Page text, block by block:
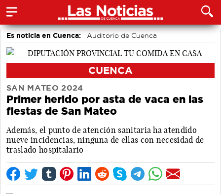
Es noticia en Cuenca: Auditorio de Cuenca
CUENCA
SAN MATEO 2024
Primer herido por asta de vaca en las
fiestas de San Mateo
Además, el punto de atención sanitaria ha atendido
nueve incidencias, ninguna de ellas con necesidad de
traslado hospitalario